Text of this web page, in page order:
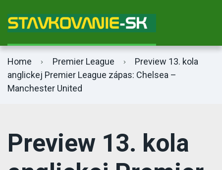
Home Premier League
Preview 13. kola
anglickej Premier League zápas: Chelsea –
Manchester United
Preview 13. kola